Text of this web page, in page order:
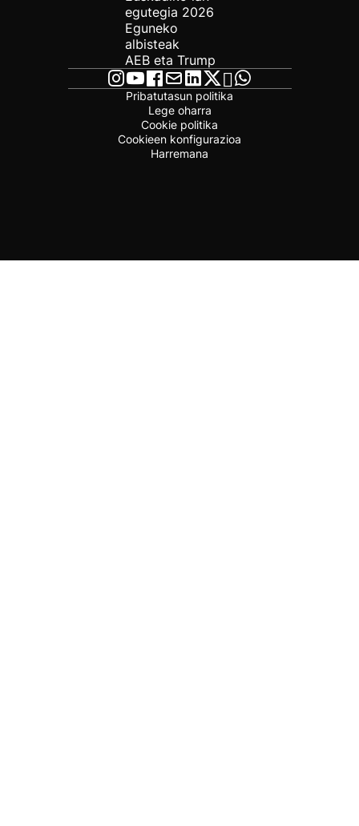
egutegia 2026
Eguneko
albisteak
AEB eta Trump
Pribatutasun politika
Lege oharra
Cookie politika
Cookieen konfigurazioa
Harremana